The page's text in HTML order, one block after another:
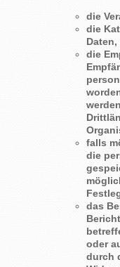
die
die
die
falls
die
das
oder
durch